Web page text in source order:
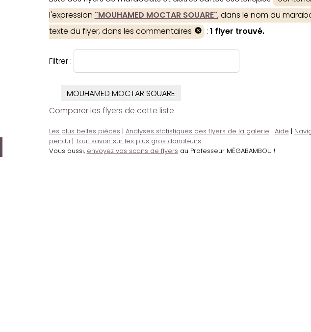
l'expression "MOUHAMED MOCTAR SOUARE", dans le nom du
texte du flyer, dans les commentaires
: 1 flyer trouvé.
Filtrer :
MOUHAMED MOCTAR SOUARE
Comparer les flyers de cette liste
Les plus belles pièces | Analyses statistiques des flyers de la galerie | Aide |
pendu | Tout savoir sur les plus gros donateurs
Vous aussi, envoyez vos scans de flyers au Professeur MÉGABAMBOU !